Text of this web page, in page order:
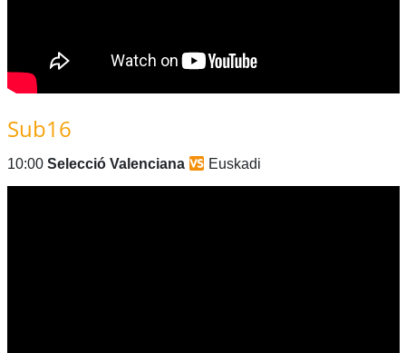
Sub16
10:00 Selecció Valenciana Euskadi